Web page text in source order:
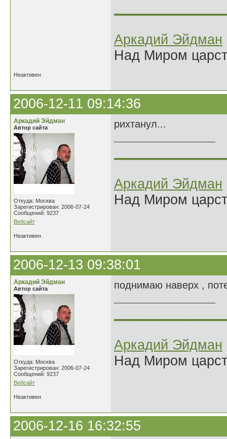
Аркадий Эйдман
Над Миром
Неактивен
2006-12-11 09:14:36
Аркадий Эйдман
Автор сайта
Откуда: Москва
Зарегистрирован: 2006-07-24
Сообщений: 9237
Вебсайт
рихтанул...
Аркадий Эйдман
Над Миром
Неактивен
2006-12-13 09:38:01
Аркадий Эйдман
Автор сайта
Откуда: Москва
Зарегистрирован: 2006-07-24
Сообщений: 9237
Вебсайт
поднимаю наверх ,
Аркадий Эйдман
Над Миром
Неактивен
2006-12-16 16:32:55